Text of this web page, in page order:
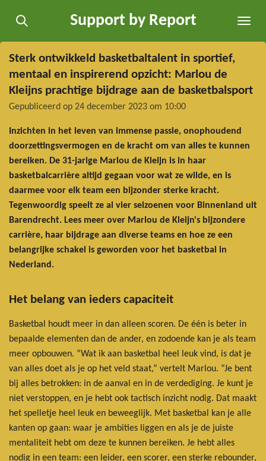
direct
naar
de
hoofdinhoud
Support by Report
Sterk ontwikkeld basketbaltalent in sportief,
mentaal en inspirerend opzicht: Marlou de
Kleijns prachtige bijdrage aan de basketbalsport
Gepubliceerd op 24 december 2023 om 10:00
Inzichten in het leven van immense passie, onophoudend
doorzettingsvermogen en de kracht om van alles te kunnen
bereiken. De 31-jarige Marlou de Kleijn is in haar
basketbalcarrière altijd gegaan voor wat ze wilde, en is
daarmee voor elk team een bijzonder sterke kracht.
Tegenwoordig speelt ze al vier seizoenen voor Binnenland uit
Barendrecht. Lees meer over Marlou de Kleijn's bijzondere
carrière, haar bijdrage aan diverse teams en hoe ze een
belangrijke schakel is geworden voor het basketbal in
Nederland.
Het belang van ieders capaciteit
Basketbal houdt meer in dan alleen scoren. De één is beter in
bepaalde elementen dan de ander, en zodoende kan je als team
meer opbouwen. “Wat ik aan basketbal heel leuk vind, is dat je
van alles doet als je op het veld staat,” vertelt Marlou. “Je bent
bij alles betrokken: in de aanval en in de verdediging. Je kunt je
niet verstoppen, en je hebt ook tactisch inzicht nodig. Dat maakt
het spelletje heel leuk en beweeglijk. Met basketbal kan je alle
kanten op gaan: waar je ambities liggen en als je de juiste
mentaliteit hebt om deze te kunnen bereiken. Je hebt alles
nodig in een team: een leider, een scorer, een sterke rebounder,